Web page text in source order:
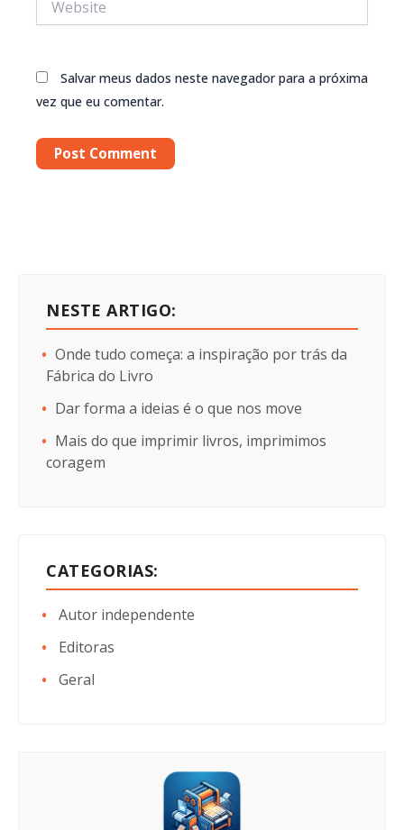
Salvar meus dados neste navegador para a próxima
vez que eu comentar.
NESTE ARTIGO:
Onde tudo começa: a inspiração por trás da
Fábrica do Livro
Dar forma a ideias é o que nos move
Mais do que imprimir livros, imprimimos
coragem
CATEGORIAS:
Autor independente
Editoras
Geral